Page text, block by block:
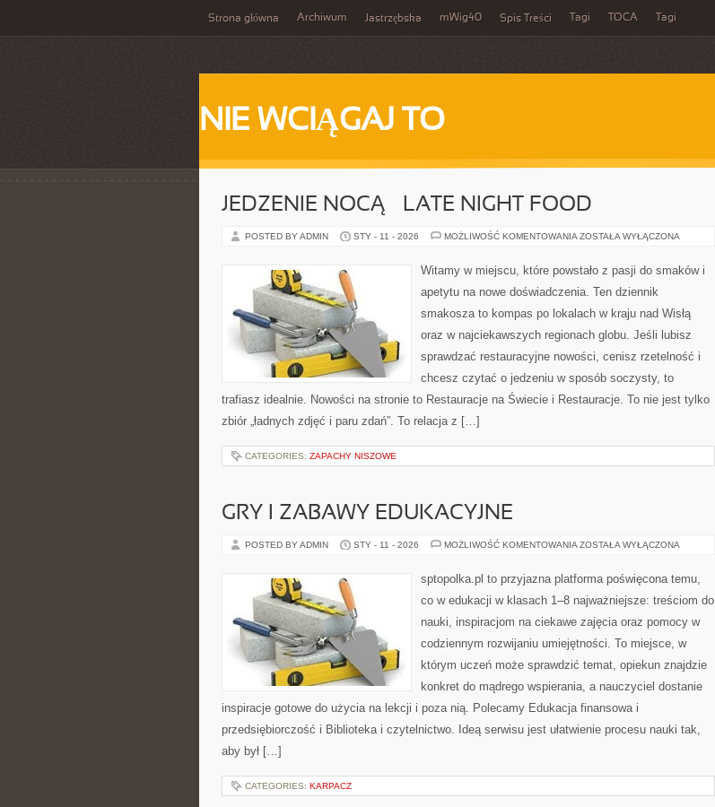
Strona główna Archiwum Jastrzębska mWig40 Spis Treści Tagi TOCA Tagi
NIE WCIĄGAJ TO
JEDZENIE NOCĄ – LATE NIGHT FOOD
POSTED BY ADMIN STY - 11 - 2026 MOŻLIWOŚĆ KOMENTOWANIA JEDZENIE
LATE
NIGHT
ZOSTAŁA WYŁĄCZONA
Witamy w miejscu, które powstało z pasji do smaków i
apetytu na nowe doświadczenia. Ten dziennik
smakosza to kompas po lokalach w kraju nad Wisłą
oraz w najciekawszych regionach globu. Jeśli lubisz
sprawdzać restauracyjne nowości, cenisz rzetelność i
chcesz czytać o jedzeniu w sposób soczysty, to
trafiasz idealnie. Nowości na stronie to Restauracje na Świecie i Restauracje. To nie jest tylko
zbiór „ładnych zdjęć i paru zdań”. To relacja z […]
CATEGORIES: ZAPACHY NISZOWE
GRY I ZABAWY EDUKACYJNE
POSTED BY ADMIN STY - 11 - 2026 MOŻLIWOŚĆ KOMENTOWANIA GRY
EDUKACYJNE
ZOSTAŁA WYŁĄCZONA
sptopolka.pl to przyjazna platforma poświęcona temu,
co w edukacji w klasach 1–8 najważniejsze: treściom do
nauki, inspiracjom na ciekawe zajęcia oraz pomocy w
codziennym rozwijaniu umiejętności. To miejsce, w
którym uczeń może sprawdzić temat, opiekun znajdzie
konkret do mądrego wspierania, a nauczyciel dostanie
inspiracje gotowe do użycia na lekcji i poza nią. Polecamy Edukacja finansowa i
przedsiębiorczość i Biblioteka i czytelnictwo. Ideą serwisu jest ułatwienie procesu nauki tak,
aby był […]
CATEGORIES: KARPACZ